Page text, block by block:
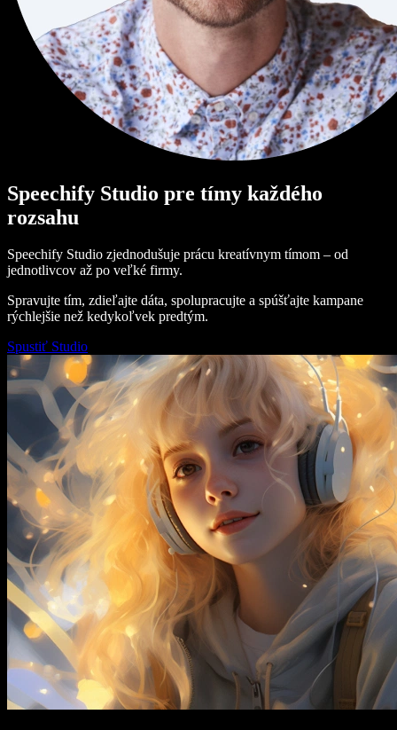
Speechify Studio pre tímy každého
rozsahu
Speechify Studio zjednodušuje prácu kreatívnym tímom – od
jednotlivcov až po veľké firmy.
Spravujte tím, zdieľajte dáta, spolupracujte a spúšťajte kampane
rýchlejšie než kedykoľvek predtým.
Spustiť Studio